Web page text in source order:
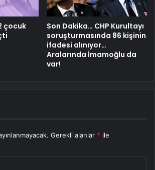
çocuk
Son Dakika… CHP Kurultayı
soruşturmasında 86 kişinin
ifadesi alınıyor…
Aralarında İmamoğlu da
var!
Gerekli alanlar * ile